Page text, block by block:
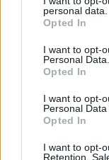
personal data.
Opted In
I want to opt-
Personal Data.
Opted In
I want to opt-
Personal Data
Opted In
I want to opt-
Retention,
Hogyan